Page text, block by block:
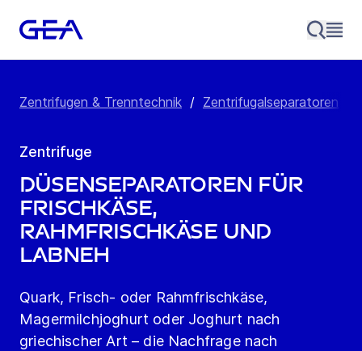
Zentrifugen & Trenntechnik / Zentrifugalseparatoren
Zentrifuge
Düsenseparatoren für
Frischkäse,
Rahmfrischkäse und
Labneh
Quark, Frisch- oder Rahmfrischkäse,
Magermilchjoghurt oder Joghurt nach
griechischer Art – die Nachfrage nach